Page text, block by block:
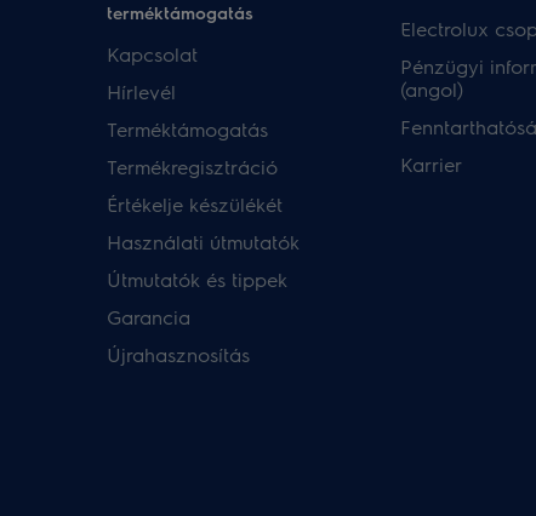
terméktámogatás
Kapcsolat
Hírlevél
Terméktámogatás
Termékregisztráció
Értékelje készülékét
Használati útmutatók
Útmutatók és tippek
Garancia
Újrahasznosítás
Electrolux
Pénzügyi
(angol)
Karrier